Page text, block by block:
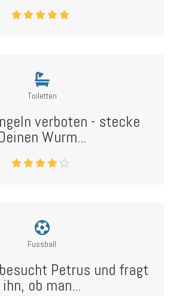
Toiletten
verboten - stecke
Wurm...
Fussball
Petrus und fragt
ihn, ob man...